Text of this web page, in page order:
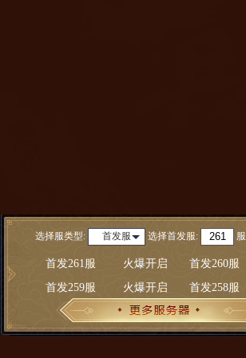
选择服类型: 首发服 选择首发服: 服
首发261服 火爆开启 首发260服
首发259服
火爆开启 首发258服